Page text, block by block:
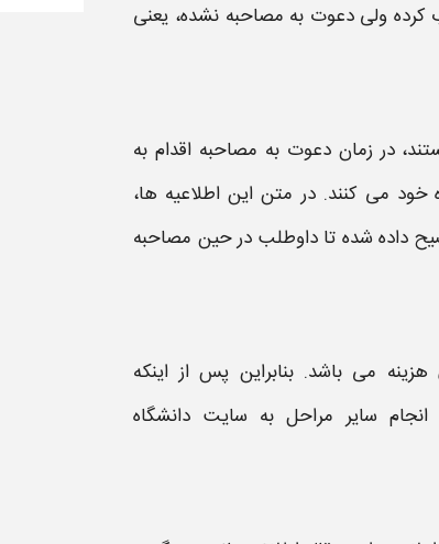
کرده ولی دعوت به مصاحبهنشده، یعنی
در زماندعوت به مصاحبه اقدام به
خود می کنند. در متن این اطلاعیه ها،
داده شده تا داوطلب در حین مصاحبه
هزینه می باشد. بنابراین پس از اینکه
انجام سایر مراحل به سایت دانشگاه